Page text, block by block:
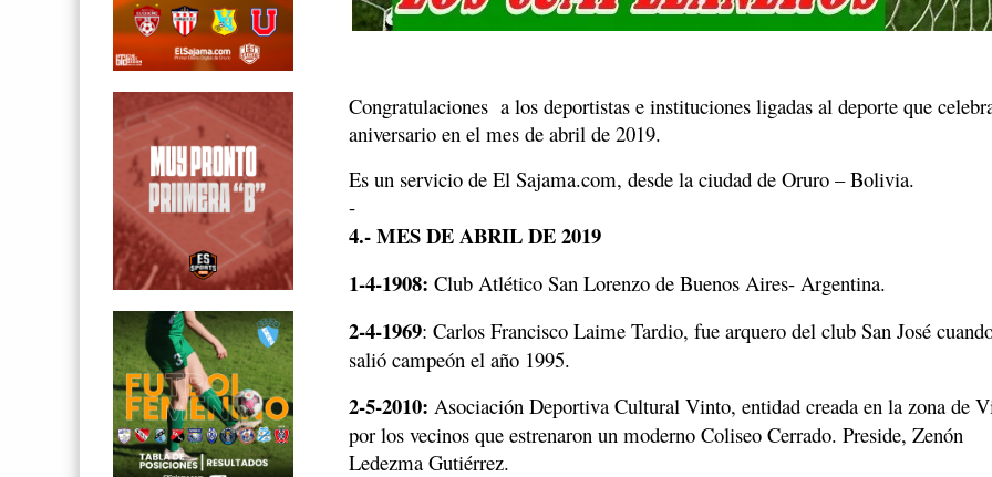
Congratulaciones a los deportistas e instituciones ligadas al deporte que
aniversario en el mes de abril de 2019.
Es un servicio de El Sajama.com, desde la ciudad de Oruro – Bolivia.
-
4.- MES DE ABRIL DE 2019
1-4-1908: Club Atlético San Lorenzo de Buenos Aires- Argentina.
2-4-1969: Carlos Francisco Laime Tardio, fue arquero del club San José
salió campeón el año 1995.
2-5-2010: Asociación Deportiva Cultural Vinto, entidad creada en la zona de
por los vecinos que estrenaron un moderno Coliseo Cerrado. Preside, Zenón
Ledezma Gutiérrez.